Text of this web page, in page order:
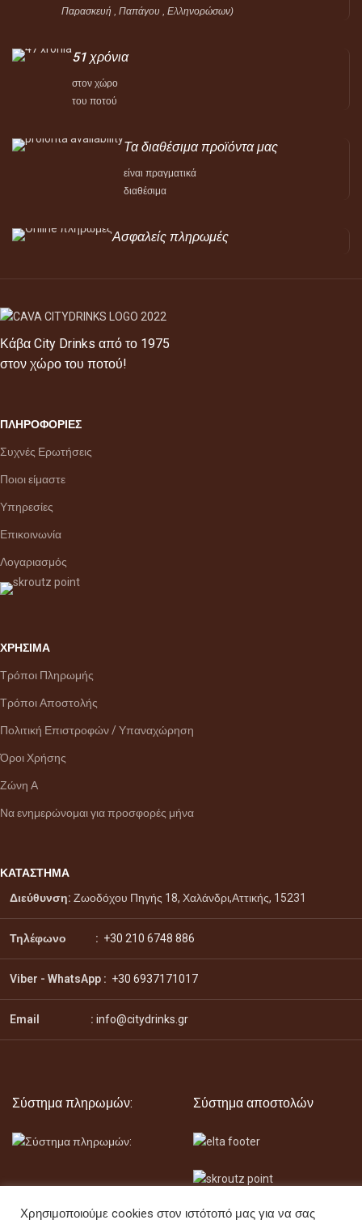
Παρασκευή , Παπάγου , Ελληνορώσων)
51 χρόνια
στον χώρο
του ποτού
Τα διαθέσιμα προϊόντα μας
είναι πραγματικά
διαθέσιμα
Ασφαλείς πληρωμές
Κάβα City Drinks από το 1975
στον χώρο του ποτού!
ΠΛΗΡΟΦΟΡΙΕΣ
Συχνές Ερωτήσεις
Ποιοι είμαστε
Υπηρεσίες
Επικοινωνία
Λογαριασμός
ΧΡΗΣΙΜΑ
Τρόποι Πληρωμής
Τρόποι Αποστολής
Πολιτική Επιστροφών / Υπαναχώρηση
Όροι Χρήσης
Ζώνη Α
Να ενημερώνομαι για προσφορές μήνα
ΚΑΤΑΣΤΗΜΑ
Διεύθυνση: Ζωοδόχου Πηγής 18, Χαλάνδρι,Αττικής, 15231
Τηλέφωνο : +30 210 6748 886
Viber - WhatsApp : +30 6937171017
Email : info@citydrinks.gr
Σύστημα πληρωμών: Σύστημα αποστολών
Χρησιμοποιούμε cookies στον ιστότοπό μας για να σας